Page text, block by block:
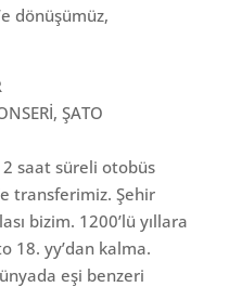
dönüşümüz,
ŞATO
saat süreli otobüs
transferimiz. Şehir
bizim. 1200’lü yıllara
18. yy’dan kalma.
eşi benzeri